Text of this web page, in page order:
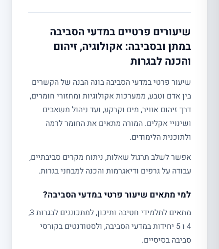
שיעורים פרטיים במדעי הסביבה
במתן ובסביבה: אקולוגיה, זיהום
והכנה לבגרות
שיעור פרטי במדעי הסביבה בונה הבנה של הקשרים
בין אדם וטבע, ממערכות אקולוגיות ומחזורי חומרים,
דרך זיהום אוויר, מים וקרקע, ועד ניהול משאבים
ושינויי אקלים. המורה מתאים את החומר לרמה
ולתוכנית הלימודים.
אפשר לשלב תרגול שאלות, ניתוח מקרים סביבתיים,
עבודה על גרפים ודיאגרמות והכנה למבחני בגרות.
למי מתאים שיעור פרטי במדעי הסביבה?
מתאים לתלמידי חטיבה ותיכון, למתכוננים לבגרות 3,
4 ו 5 יחידות במדעי הסביבה, ולסטודנטים בקורסי
סביבה בסיסיים.